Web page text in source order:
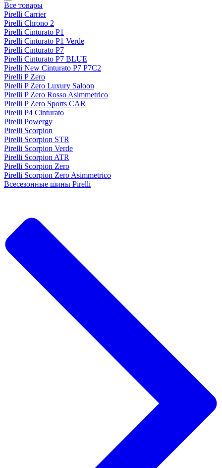
Все товары
Pirelli Carrier
Pirelli Chrono 2
Pirelli Cinturato P1
Pirelli Cinturato P1 Verde
Pirelli Cinturato P7
Pirelli Cinturato P7 BLUE
Pirelli New Cinturato P7 P7C2
Pirelli P Zero
Pirelli P Zero Luxury Saloon
Pirelli P Zero Rosso Asimmetrico
Pirelli P Zero Sports CAR
Pirelli P4 Cinturato
Pirelli Powergy
Pirelli Scorpion
Pirelli Scorpion STR
Pirelli Scorpion Verde
Pirelli Scorpion ATR
Pirelli Scorpion Zero
Pirelli Scorpion Zero Asimmetrico
Всесезонные шины Pirelli